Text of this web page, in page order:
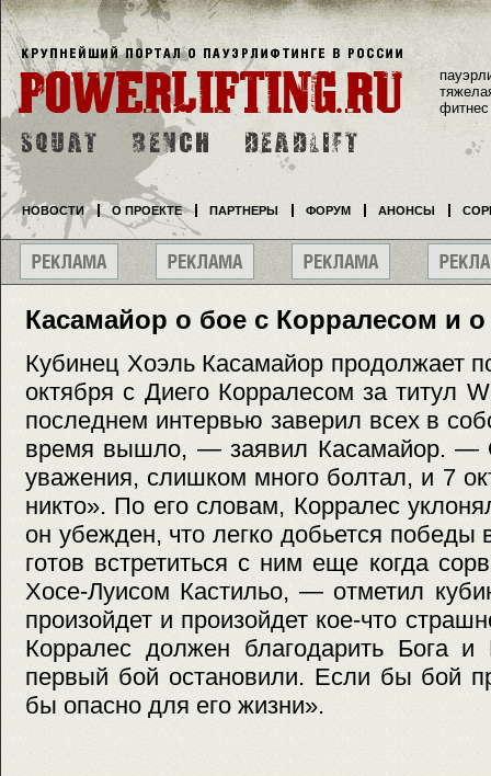
Касамайор о бое с Корралесом и
Кубинец Хоэль Касамайор продолжает
октября с Диего Корралесом за титул
последнем интервью заверил всех в
время вышло, — заявил Касамайор. —
уважения, слишком много болтал, и 7
никто». По его словам, Корралес
он убежден, что легко добьется
готов встретиться с ним еще когда
Хосе-Луисом Кастильо, — отметил
произойдет и произойдет кое-что
Корралес должен благодарить Бога и
первый бой остановили. Если бы бой
бы опасно для его жизни».
фитнес
НОВОСТИ О ПРОЕКТЕ ПАРТНЕРЫ ФОРУМ АНОНСЫ